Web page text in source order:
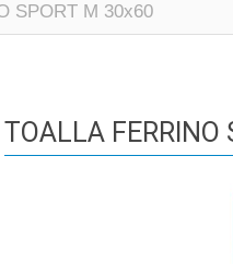
SPORT M 30x60
TOALLA FERRINO